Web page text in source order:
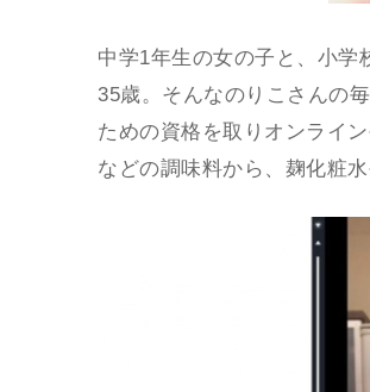
中学1年生の女の子と、小学
35歳。そんなのりこさんの
ための資格を取りオンライ
などの調味料から、麹化粧